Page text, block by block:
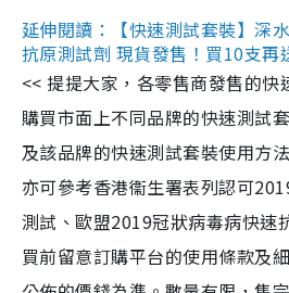
延伸閱讀：【快速測試套裝】深
抗原測試劑 現貨發售！買10支再
<< 提提大家，各零售商發售的快
購買市面上不同品牌的快速測試
及該品牌的快速測試套裝使用方
亦可參考香港衞生署表列認可
測試、歐盟2019冠狀病毒病快速
買前留意訂購平台的使用條款及